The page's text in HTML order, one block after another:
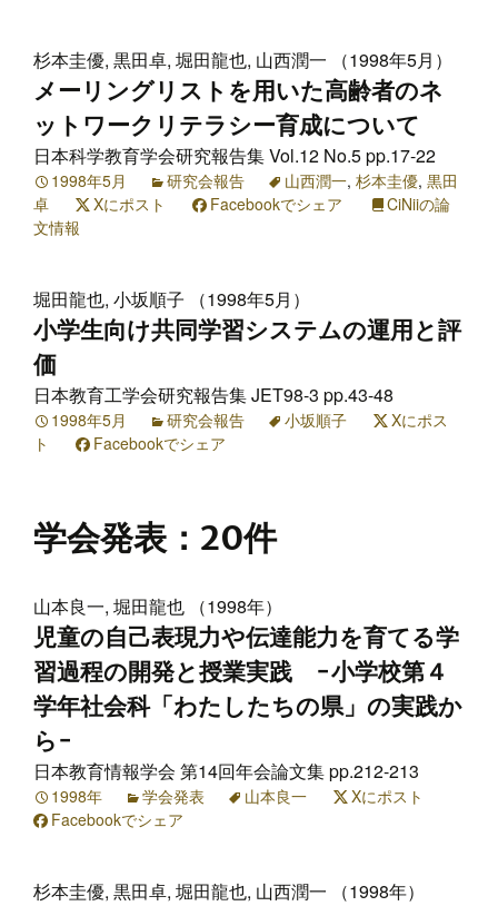
杉本圭優, 黒田卓, 堀田龍也, 山西潤一 （1998年5月）
メーリングリストを用いた高齢者のネ
ットワークリテラシー育成について
日本科学教育学会研究報告集 Vol.12 No.5 pp.17-22
1998年5月 研究会報告 山西潤一, 杉本圭優, 黒田
卓
Xにポスト Facebookでシェア
CiNiiの論
文情報
堀田龍也, 小坂順子 （1998年5月）
小学生向け共同学習システムの運用と評
価
日本教育工学会研究報告集 JET98-3 pp.43-48
1998年5月 研究会報告 小坂順子
Xにポス
ト
Facebookでシェア
学会発表 ：20件
山本良一, 堀田龍也 （1998年）
児童の自己表現力や伝達能力を育てる学
習過程の開発と授業実践 −小学校第４
学年社会科「わたしたちの県」の実践か
ら−
日本教育情報学会 第14回年会論文集 pp.212-213
1998年 学会発表 山本良一
Xにポスト
Facebookでシェア
杉本圭優, 黒田卓, 堀田龍也, 山西潤一 （1998年）